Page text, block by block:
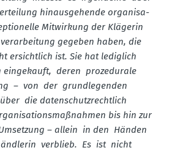
hinaus­ge­hende organi­sa­
Mitwirkung der Klägerin
gegeben haben, die
ersichtlich ist. Sie hat lediglich
einge­kauft, deren proze­durale
– von der grund­le­genden
die daten­schutz­rechtlich
bis hin zur
– allein in den Händen
verblieb. Es ist nicht